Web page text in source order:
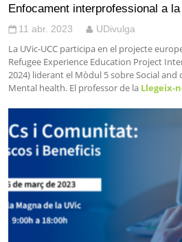
Enfocament interprofessional a
11 abr. 2023 UDivulga
La UVic-UCC participa en el projecte
Refugee Experience Education Project
2024) liderant el Mòdul 5 sobre Social
Mental health. El professor de la Llegeix-